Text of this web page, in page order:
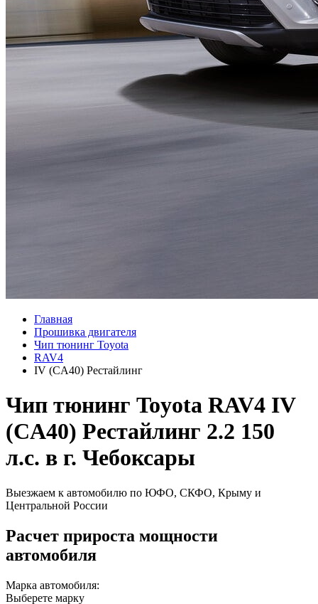
Главная
Прошивка двигателя
Чип тюнинг Toyota
RAV4
IV (CA40) Рестайлинг
Чип тюнинг Toyota RAV4 IV
(CA40) Рестайлинг 2.2 150
л.с. в г. Чебоксары
Выезжаем к автомобилю по ЮФО, СКФО, Крыму и
Центральной России
Расчет прироста мощности
автомобиля
Марка автомобиля:
Выберете марку